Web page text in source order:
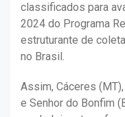
classificados para
2024 do Programa
estruturante de
no Brasil.
Assim, Cáceres
e Senhor do Bonfim